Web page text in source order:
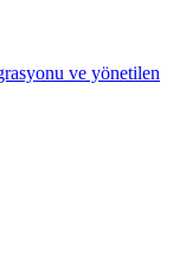
ve yönetilen